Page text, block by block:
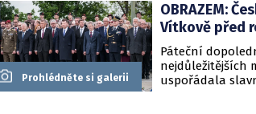
Prohlédněte si galerii
OBRAZEM:
Vítkově před
Páteční
nejdůležitějších
uspořádala